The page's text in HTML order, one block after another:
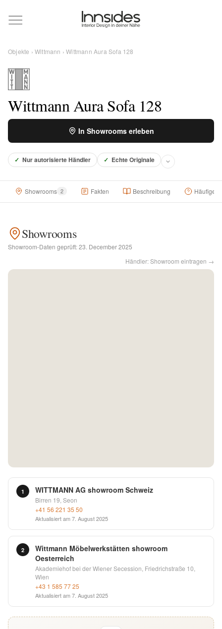
Magazin
Showrooms
Objekte
Über uns
Kontakt
Objekte ›Wittmann › Wittmann Aura Sofa 128
Wittmann Aura Sofa 128
In Showrooms erleben
✓ Nur autorisierte Händler ✓ Echte Originale
Showrooms 2 Fakten Beschreibung Häufige
Showrooms
Showroom-Daten geprüft:23. December 2025
Händler: Showroom eintragen →
1 WITTMANN AG showroom Schweiz
Birren 19, Seon
+41 56 221 35 50
Aktualisiert am7. August 2025
2
Wittmann Möbelwerkstätten showroom
Oesterreich
Akademiehof bei der Wiener Secession, Friedrichstraße 10,
Wien
+43 1 585 77 25
Aktualisiert am7. August 2025